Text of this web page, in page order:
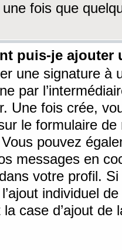
fois que
puis-je ajouter
une signature à
par
Une fois crée,
le formulaire de
pouvez
messages en
votre profil.
individuel
la case d’ajout